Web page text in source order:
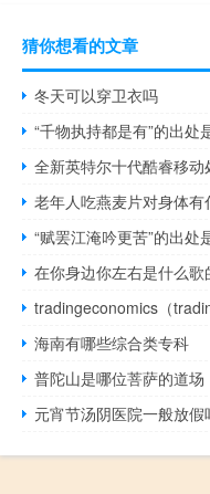
猜你想看的文章
冬天可以穿卫衣吗
“千物执持都是有”的出处
老年人吃燕麦片对身体有
“赋罢江淹吟更苦”的出处
在你身边你左右是什么歌
tradingeconomics（
海南有哪些综合类专科
普陀山是哪位菩萨的道场
元宵节汤阴医院一般放假